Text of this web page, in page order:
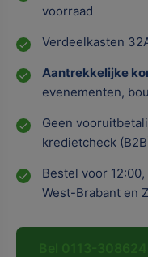
voorraad
Verdeelkasten
Aantrekkelijke
evenementen,
Geen
kredietcheck
Bestel voor
West-Brabant en